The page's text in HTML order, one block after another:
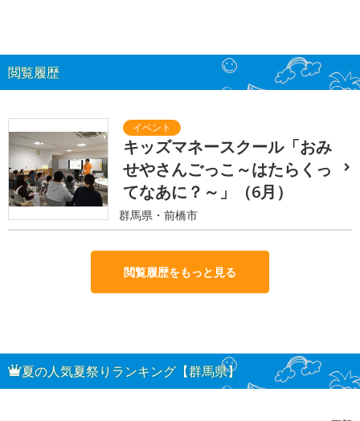
閲覧履歴
キッズマネースクール「おみ
せやさんごっこ～はたらくっ
てなあに？～」（6月）
群馬県・前橋市
閲覧履歴をもっと見る
夏の人気夏祭りランキング【群馬県】